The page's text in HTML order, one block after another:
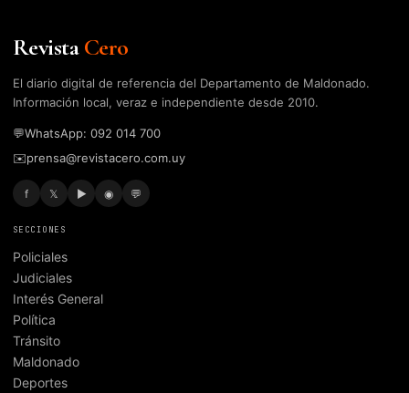
RevistaCero
El diario digital de referencia del Departamento de Maldonado.
Información local, veraz e independiente desde 2010.
💬WhatsApp: 092 014 700
✉️prensa@revistacero.com.uy
f 𝕏 ▶ ◉ 💬
SECCIONES
Policiales
Judiciales
Interés General
Política
Tránsito
Maldonado
Deportes